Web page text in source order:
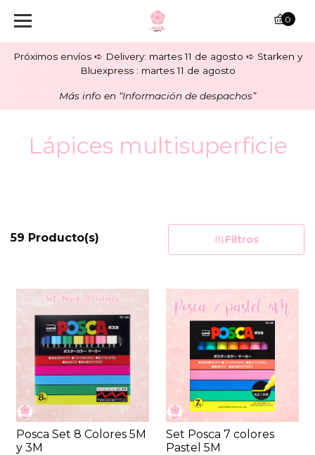
Próximos envíos ➪ Delivery: martes 11 de agosto ➪ Starken y
Bluexpress : martes 11 de agosto
Más info en “Información de despachos”
0
Lápices multisuperficie
59 Producto(s) Filtros
Posca Set 8 Colores 5M
y 3M
Set Posca 7 colores
Pastel 5M